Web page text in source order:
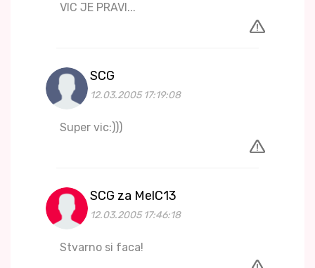
VIC JE PRAVI...
SCG
12.03.2005 17:19:08
Super vic:)))
SCG za MelC13
12.03.2005 17:46:18
Stvarno si faca!